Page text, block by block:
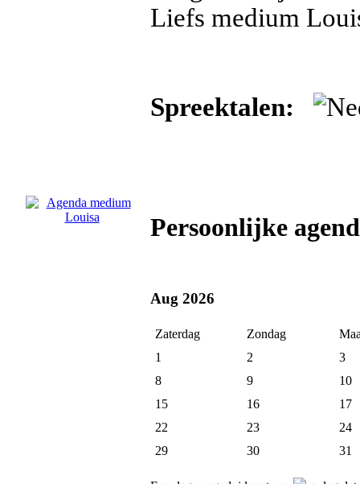
Liefs medium
Spreektalen:
Persoonlijke
Aug 2026
Zaterdag Zondag
1
2
3
8
9
10
15
16
17
22
23
24
29
30 31